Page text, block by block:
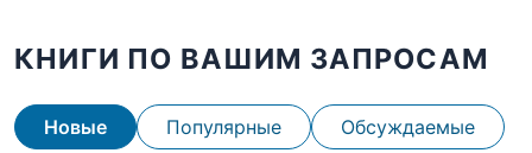
КНИГИ ПО ВАШИМ ЗАПРОСАМ
Новые Популярные Обсуждаемые